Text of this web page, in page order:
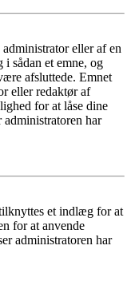
administrator eller af en
sådan et emne, og
afsluttede. Emnet
eller redaktør af
for at låse dine
har
et indlæg for at
for at anvende
administratoren har